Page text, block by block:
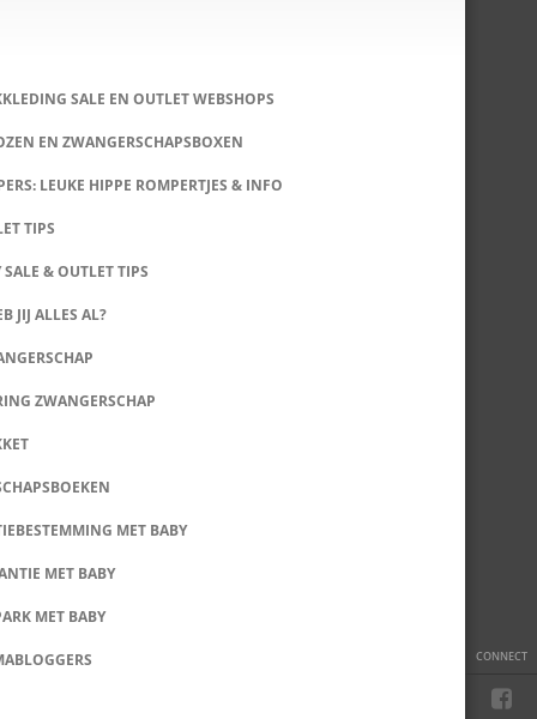
CONNECT
SALE EN OUTLET WEBSHOPS
EN ZWANGERSCHAPSBOXEN
LEUKE HIPPE ROMPERTJES & INFO
TIPS
SALE & OUTLET TIPS
JIJ ALLES AL?
ZWANGERSCHAP
MET BABY
MET BABY
MET BABY